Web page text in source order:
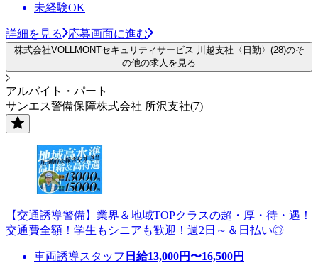
未経験OK
詳細を見る 応募画面に進む
株式会社VOLLMONTセキュリティサービス 川越支社〈日勤〉(28)のそ
の他の求人を見る
アルバイト・パート
サンエス警備保障株式会社 所沢支社(7)
【交通誘導警備】業界＆地域TOPクラスの超・厚・待・遇！
交通費全額！学生もシニアも歓迎！週2日～＆日払い◎
車両誘導スタッフ 日給13,000円〜16,500円